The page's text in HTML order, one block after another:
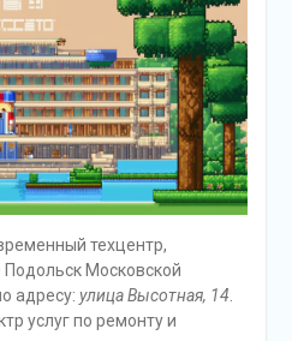
техцентр,
Московской
адресу: улица Высотная, 14.
услуг по ремонту и